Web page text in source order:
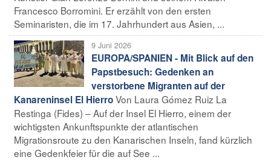
Francesco Borromini. Er erzählt von den ersten
Seminaristen, die im 17. Jahrhundert aus Asien, ...
9 Juni 2026
EUROPA/SPANIEN - Mit Blick auf den
Papstbesuch: Gedenken an
verstorbene Migranten auf der
Kanareninsel El HierroVon Laura Gómez Ruiz La
Restinga (Fides) – Auf der Insel El Hierro, einem der
wichtigsten Ankunftspunkte der atlantischen
Migrationsroute zu den Kanarischen Inseln, fand kürzlich
eine Gedenkfeier für die auf See ...